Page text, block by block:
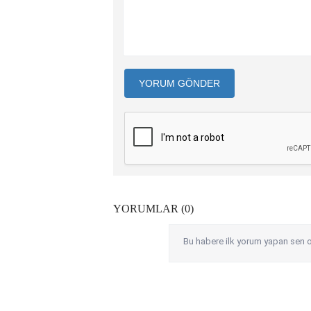
YORUM GÖNDER
YORUMLAR (0)
Bu habere ilk yorum yapan sen